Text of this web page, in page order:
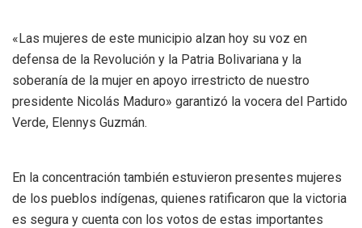
«Las mujeres de este municipio alzan hoy su voz en
defensa de la Revolución y la Patria Bolivariana y la
soberanía de la mujer en apoyo irrestricto de nuestro
presidente Nicolás Maduro» garantizó la vocera del Partido
Verde, Elennys Guzmán.
En la concentración también estuvieron presentes mujeres
de los pueblos indígenas, quienes ratificaron que la victoria
es segura y cuenta con los votos de estas importantes